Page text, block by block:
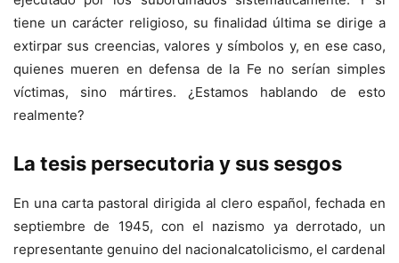
tiene un carácter religioso, su finalidad última se dirige a
extirpar sus creencias, valores y símbolos y, en ese caso,
quienes mueren en defensa de la Fe no serían simples
víctimas, sino mártires. ¿Estamos hablando de esto
realmente?
La tesis persecutoria y sus sesgos
En una carta pastoral dirigida al clero español, fechada en
septiembre de 1945, con el nazismo ya derrotado, un
representante genuino del nacionalcatolicismo, el cardenal